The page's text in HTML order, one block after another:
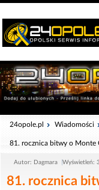
24opole.pl Wiadomości
81. rocznica bitwy o Monte
Autor: Dagmara Wyświetleń:
81. rocznica